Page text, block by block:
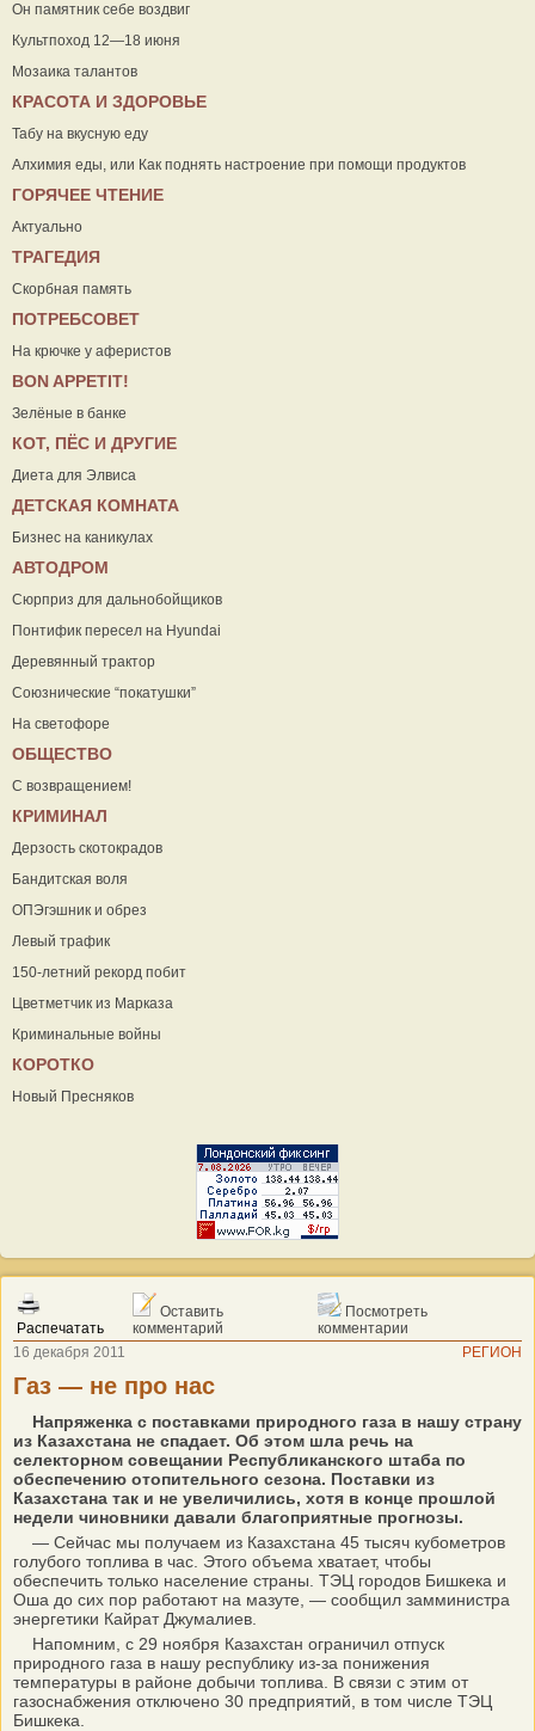
Он памятник себе воздвиг
Культпоход 12—18 июня
Мозаика талантов
КРАСОТА И ЗДОРОВЬЕ
Табу на вкусную еду
Алхимия еды, или Как поднять настроение при помощи продуктов
ГОРЯЧЕЕ ЧТЕНИЕ
Актуально
ТРАГЕДИЯ
Скорбная память
ПОТРЕБСОВЕТ
На крючке у аферистов
ВON APPETIT!
Зелёные в банке
КОТ, ПЁС И ДРУГИЕ
Диета для Элвиса
ДЕТСКАЯ КОМНАТА
Бизнес на каникулах
АВТОДРОМ
Сюрприз для дальнобойщиков
Понтифик пересел на Hyundai
Деревянный трактор
Союзнические “покатушки”
На светофоре
ОБЩЕСТВО
С возвращением!
КРИМИНАЛ
Дерзость скотокрадов
Бандитская воля
ОПЭгэшник и обрез
Левый трафик
150-летний рекорд побит
Цветметчик из Марказа
Криминальные войны
КОРОТКО
Новый Пресняков
Распечатать
Оставить
комментарий
Посмотреть
комментарии
16 декабря 2011
РЕГИОН
Газ — не про нас
Напряженка с поставками природного газа в нашу страну
из Казахстана не спадает. Об этом шла речь на
селекторном совещании Республиканского штаба по
обеспечению отопительного сезона. Поставки из
Казахстана так и не увеличились, хотя в конце прошлой
недели чиновники давали благоприятные прогнозы.
— Сейчас мы получаем из Казахстана 45 тысяч кубометров
голубого топлива в час. Этого объема хватает, чтобы
обеспечить только население страны. ТЭЦ городов Бишкека и
Оша до сих пор работают на мазуте, — сообщил замминистра
энергетики Кайрат Джумалиев.
Напомним, с 29 ноября Казахстан ограничил отпуск
природного газа в нашу республику из-за понижения
температуры в районе добычи топлива. В связи с этим от
газоснабжения отключено 30 предприятий, в том числе ТЭЦ
Бишкека.